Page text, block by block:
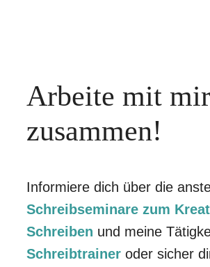
Arbeite mit mir
zusammen!
Informiere dich über die
Schreibseminare zum
Schreiben und meine
Schreibtraineroder sicher